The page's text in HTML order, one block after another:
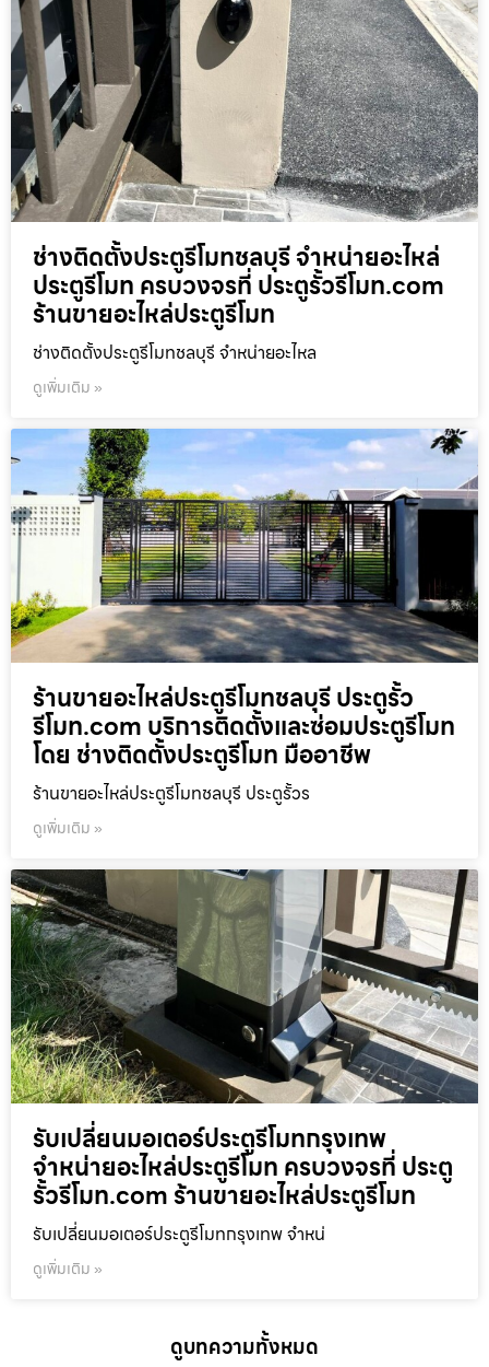
ช่างติดตั้งประตูรีโมทชลบุรี จำหน่ายอะไหล่
ประตูรีโมท ครบวงจรที่ ประตูรั้วรีโมท.com
ร้านขายอะไหล่ประตูรีโมท
ช่างติดตั้งประตูรีโมทชลบุรี จำหน่ายอะไหล
ดูเพิ่มเติม »
ร้านขายอะไหล่ประตูรีโมทชลบุรี ประตูรั้ว
รีโมท.com บริการติดตั้งและซ่อมประตูรีโมท
โดย ช่างติดตั้งประตูรีโมท มืออาชีพ
ร้านขายอะไหล่ประตูรีโมทชลบุรี ประตูรั้วร
ดูเพิ่มเติม »
รับเปลี่ยนมอเตอร์ประตูรีโมทกรุงเทพ
จำหน่ายอะไหล่ประตูรีโมท ครบวงจรที่ ประตู
รั้วรีโมท.com ร้านขายอะไหล่ประตูรีโมท
รับเปลี่ยนมอเตอร์ประตูรีโมทกรุงเทพ จำหน่
ดูเพิ่มเติม »
ดูบทความทั้งหมด